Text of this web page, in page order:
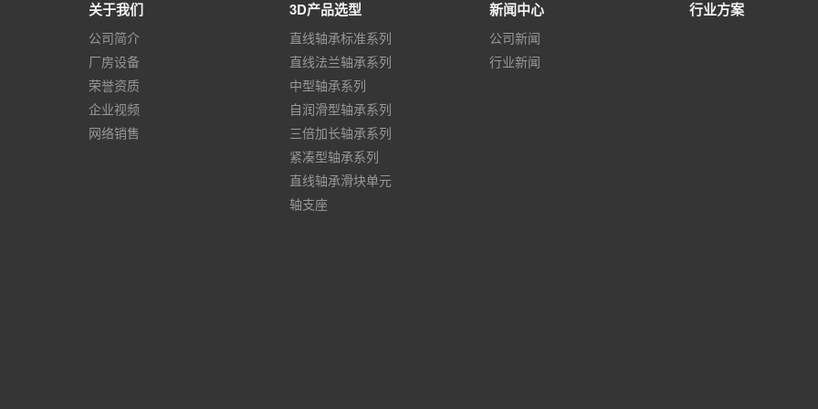
关于我们
公司简介
厂房设备
荣誉资质
企业视频
网络销售
3D产品选型
直线轴承标准系列
直线法兰轴承系列
中型轴承系列
自润滑型轴承系列
三倍加长轴承系列
紧凑型轴承系列
直线轴承滑块单元
轴支座
新闻中心
公司新闻
行业新闻
行业方案